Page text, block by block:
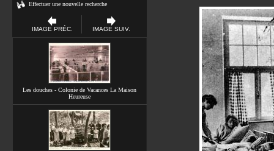
Effectuer une nouvelle recherche
IMAGE PRÉC. IMAGE SUIV.
Les douches - Colonie de Vacances La Maison
Heureuse